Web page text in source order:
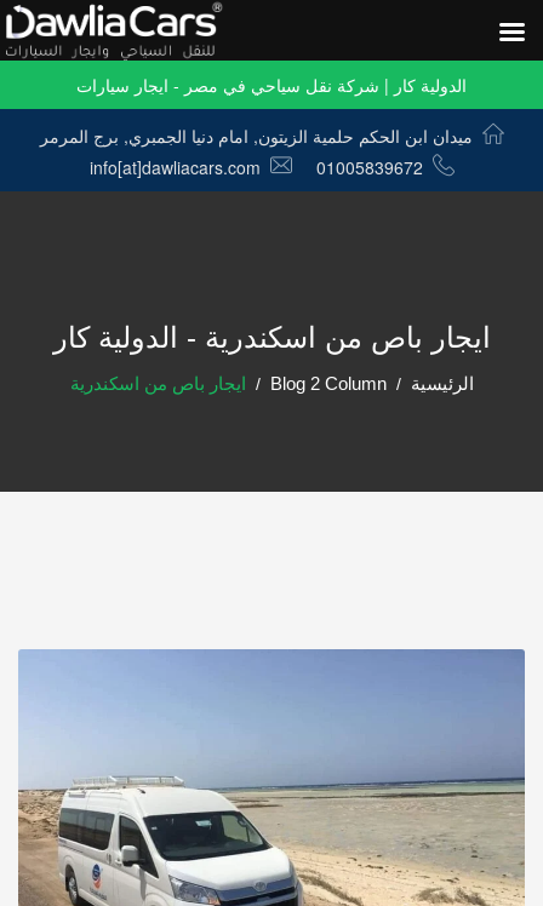
الدولية كار | شركة نقل سياحي في مصر - ايجار سيارات
ميدان ابن الحكم حلمية الزيتون, امام دنيا الجمبري, برج المرمر
01005839672
info[at]dawliacars.com
ايجار باص من اسكندرية - الدولية كار
الرئيسية Blog 2 Column ايجار باص من اسكندرية